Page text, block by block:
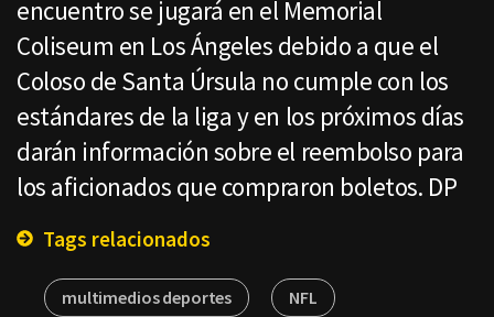
encuentro se jugará en el Memorial
Coliseum en Los Ángeles debido a que el
Coloso de Santa Úrsula no cumple con los
estándares de la liga y en los próximos días
darán información sobre el reembolso para
los aficionados que compraron boletos. DP
Tags relacionados
multimedios deportes NFL